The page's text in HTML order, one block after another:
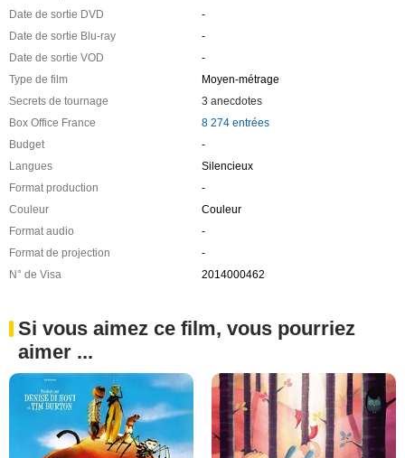
Date de sortie DVD
-
Date de sortie Blu-ray
-
Date de sortie VOD
-
Type de film
Moyen-métrage
Secrets de tournage
3 anecdotes
Box Office France
8 274 entrées
Budget
-
Langues
Silencieux
Format production
-
Couleur
Couleur
Format audio
-
Format de projection
-
N° de Visa
2014000462
Si vous aimez ce film, vous pourriez
aimer ...